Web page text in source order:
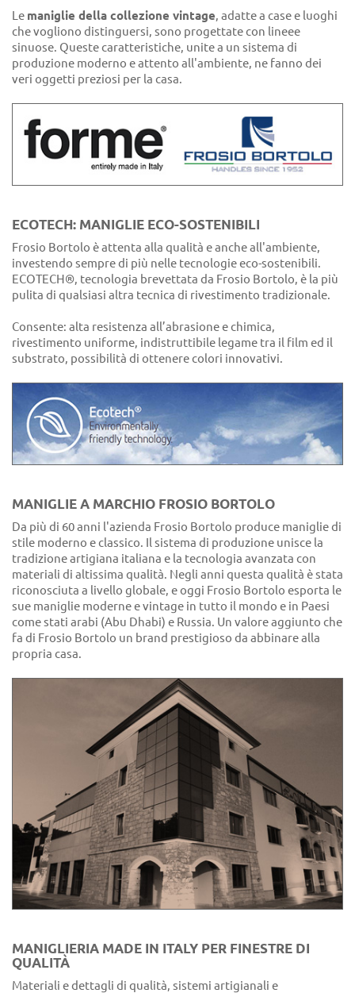
Le maniglie della collezione vintage, adatte a case e luoghi
che vogliono distinguersi, sono progettate con lineee
sinuose. Queste caratteristiche, unite a un sistema di
produzione moderno e attento all'ambiente, ne fanno dei
veri oggetti preziosi per la casa.
ECOTECH: MANIGLIE ECO-SOSTENIBILI
Frosio Bortolo è attenta alla qualità e anche all'ambiente,
investendo sempre di più nelle tecnologie eco-sostenibili.
ECOTECH®, tecnologia brevettata da Frosio Bortolo, è la più
pulita di qualsiasi altra tecnica di rivestimento tradizionale.
Consente: alta resistenza all’abrasione e chimica,
rivestimento uniforme, indistruttibile legame tra il film ed il
substrato, possibilità di ottenere colori innovativi.
MANIGLIE A MARCHIO FROSIO BORTOLO
Da più di 60 anni l'azienda Frosio Bortolo produce maniglie di
stile moderno e classico. Il sistema di produzione unisce la
tradizione artigiana italiana e la tecnologia avanzata con
materiali di altissima qualità. Negli anni questa qualità è stata
riconosciuta a livello globale, e oggi Frosio Bortolo esporta le
sue maniglie moderne e vintage in tutto il mondo e in Paesi
come stati arabi (Abu Dhabi) e Russia. Un valore aggiunto che
fa di Frosio Bortolo un brand prestigioso da abbinare alla
propria casa.
MANIGLIERIA MADE IN ITALY PER FINESTRE DI
QUALITÀ
Materiali e dettagli di qualità, sistemi artigianali e